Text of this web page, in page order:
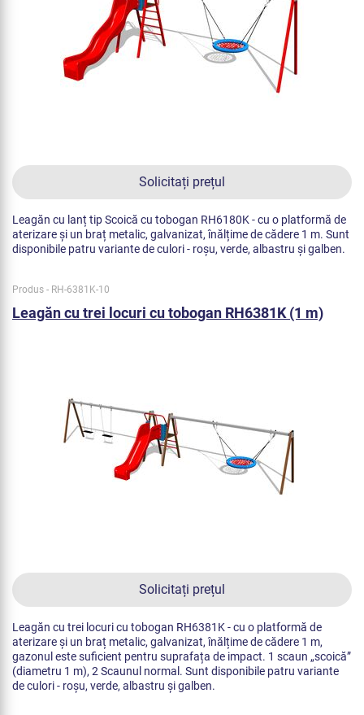
Solicitați prețul
Leagăn cu lanț tip Scoică cu tobogan RH6180K - cu o platformă de
aterizare și un braț metalic, galvanizat, înălțime de cădere 1 m. Sunt
disponibile patru variante de culori - roșu, verde, albastru și galben.
Produs - RH-6381K-10
Leagăn cu trei locuri cu tobogan RH6381K (1 m)
Solicitați prețul
Leagăn cu trei locuri cu tobogan RH6381K - cu o platformă de
aterizare și un braț metalic, galvanizat, înălțime de cădere 1 m,
gazonul este suficient pentru suprafața de impact. 1 scaun „scoică”
(diametru 1 m), 2 Scaunul normal. Sunt disponibile patru variante
de culori - roșu, verde, albastru și galben.